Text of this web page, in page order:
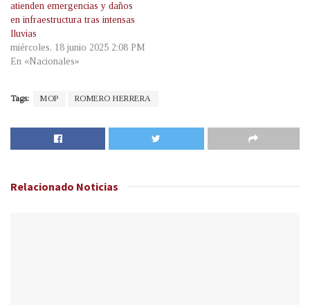
atienden emergencias y daños
en infraestructura tras intensas
lluvias
miércoles, 18 junio 2025 2:08 PM
En «Nacionales»
Tags: MOP ROMERO HERRERA
Relacionado Noticias